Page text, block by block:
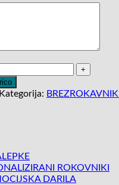
Kategorija: BREZROKAVNIKI
ROKOVNIKI
DARILA